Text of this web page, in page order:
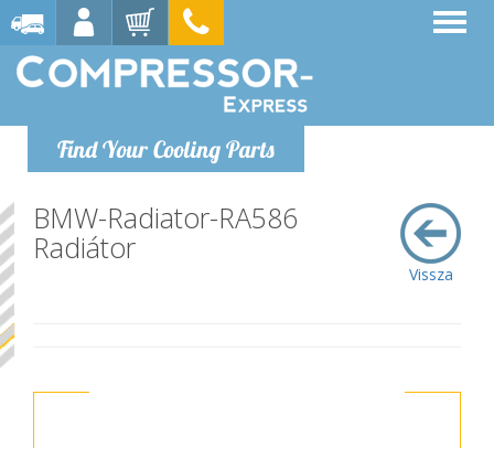
Find Your Cooling Parts
Vissza
BMW-Radiator-RA586
Radiátor